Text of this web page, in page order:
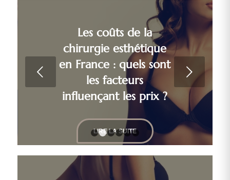
Liposuccion VASER à
Marseille : l’alternative
idéale pour les
Parisiens
LIRE LA SUITE
Les coûts de la
chirurgie esthétique
en France : quels sont
les facteurs
influençant les prix ?
LIRE LA SUITE
Suivant
1